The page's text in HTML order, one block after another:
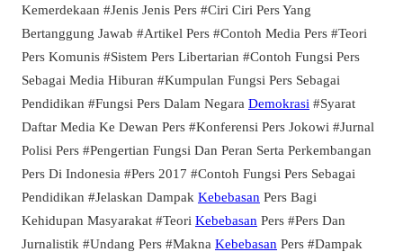
Kemerdekaan #Jenis Jenis Pers #Ciri Ciri Pers Yang
Bertanggung Jawab #Artikel Pers #Contoh Media Pers #Teori
Pers Komunis #Sistem Pers Libertarian #Contoh Fungsi Pers
Sebagai Media Hiburan #Kumpulan Fungsi Pers Sebagai
Pendidikan #Fungsi Pers Dalam Negara Demokrasi #Syarat
Daftar Media Ke Dewan Pers #Konferensi Pers Jokowi #Jurnal
Polisi Pers #Pengertian Fungsi Dan Peran Serta Perkembangan
Pers Di Indonesia #Pers 2017 #Contoh Fungsi Pers Sebagai
Pendidikan #Jelaskan Dampak Kebebasan Pers Bagi
Kehidupan Masyarakat #Teori Kebebasan Pers #Pers Dan
Jurnalistik #Undang Pers #Makna Kebebasan Pers #Dampak